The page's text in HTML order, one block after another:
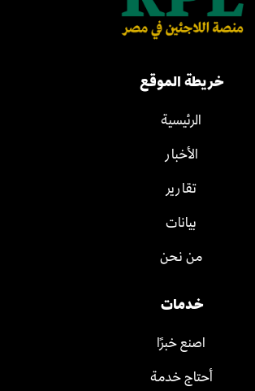
خريطة الموقع
الرئيسية
الأخبار
تقارير
بيانات
من نحن
خدمات
اصنع خبرًا
أحتاج خدمة